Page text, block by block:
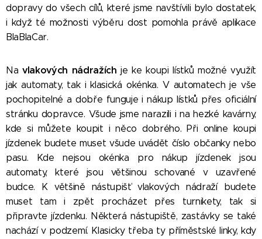
dopravy do všech cílů, které jsme navštívili bylo dostatek,
i když té možnosti výběru dost pomohla právě aplikace
BlaBlaCar.
Na vlakových nádražích je ke koupi lístků možné využít
jak automaty, tak i klasická okénka. V automatech je vše
pochopitelné a dobře funguje i nákup lístků přes oficiální
stránku dopravce. Všude jsme narazili i na hezké kavárny,
kde si můžete koupit i něco dobrého. Při online koupi
jízdenek budete muset všude uvádět číslo občanky nebo
pasu. Kde nejsou okénka pro nákup jízdenek jsou
automaty, které jsou většinou schované v uzavřené
budce. K většině nástupišť vlakových nádraží budete
muset tam i zpět procházet přes turnikety, tak si
připravte jízdenku. Některá nástupiště, zastávky se také
nachází v podzemí. Klasicky třeba ty příměstské linky, kdy